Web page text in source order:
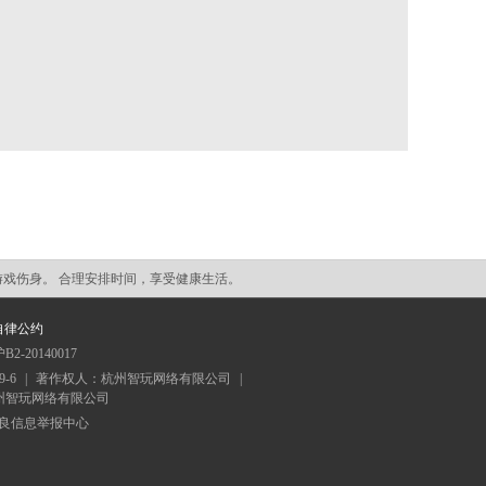
伤身。 合理安排时间，享受健康生活。
律公约
20140017
6
著作权人：杭州智玩网络有限公司
智玩网络有限公司
信息举报中心